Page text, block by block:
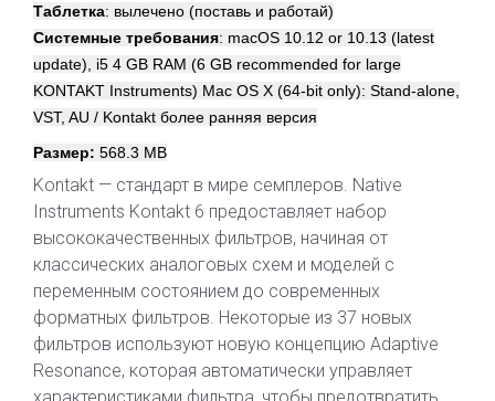
Таблетка: вылечено (поставь и работай)
Системные требования: macOS 10.12 or 10.13 (latest
update), i5 4 GB RAM (6 GB recommended for large
KONTAKT Instruments) Mac OS X (64-bit only): Stand-alone,
VST, AU / Kontakt более ранняя версия
Размер: 568.3 МВ
Kontakt — стандарт в мире семплеров. Native
Instruments Kontakt 6 предоставляет набор
высококачественных фильтров, начиная от
классических аналоговых схем и моделей с
переменным состоянием до современных
форматных фильтров. Некоторые из 37 новых
фильтров используют новую концепцию Adaptive
Resonance, которая автоматически управляет